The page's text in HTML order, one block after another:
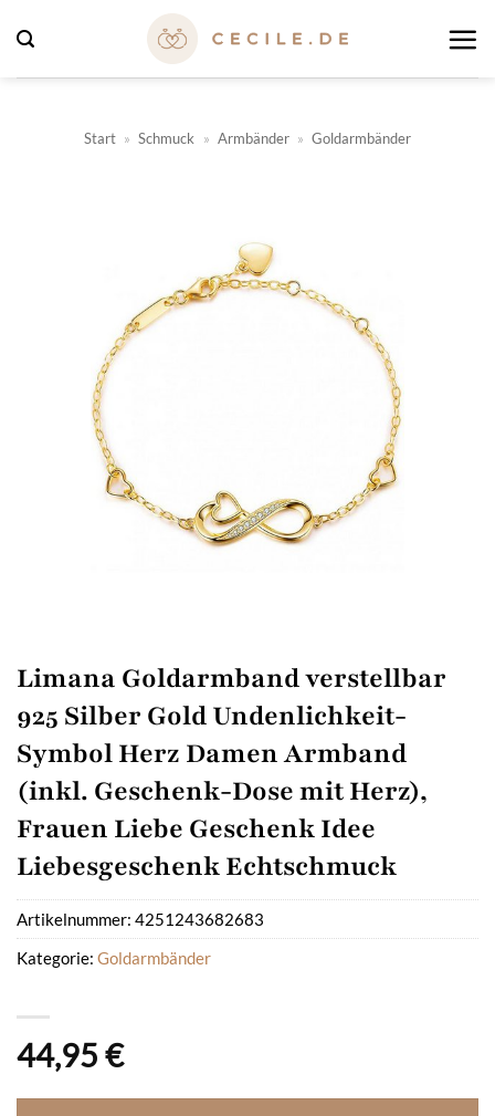
Inhalt
springen
Start » Schmuck » Armbänder » Goldarmbänder
Limana Goldarmband verstellbar
925 Silber Gold Undenlichkeit-
Symbol Herz Damen Armband
(inkl. Geschenk-Dose mit Herz),
Frauen Liebe Geschenk Idee
Liebesgeschenk Echtschmuck
44,95 €
Artikelnummer: 4251243682683
Kategorie: Goldarmbänder